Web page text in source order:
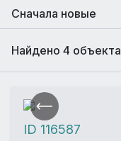
Сначала новые
Найдено 4 объекта
ID 116587